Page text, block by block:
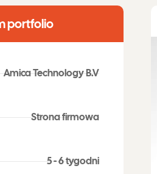
portfolio
Amica Technology B.V
Strona firmowa
5 - 6 tygodni